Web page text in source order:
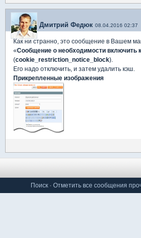
Дмитрий Федюк 08.04.2016 02:37
Как ни странно, это сообщение в Вашем
«Сообщение о необходимости включить
(cookie_restriction_notice_block).
Его надо отключить, и затем удалить кэш.
Прикрепленные изображения
Поиск· Отметить все сообщения